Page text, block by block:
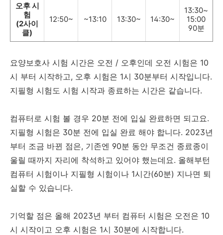
오후 시
험
(2사이
클)
12:50~ ~13:10 13:30~ 14:30~
13:30~
15:00
90분
요양보호사 시험 시간은 오전 / 오후인데 오전 시험은 10
시 부터 시작하고, 오후 시험은 1시 30분부터 시작입니다.
지필형 시험도 시험 시작과 종료하는 시간은 같습니다.
컴퓨터로 시험 볼 경우 20분 전에 입실 완료하면 되고요.
지필형 시험은 30분 전에 입실 완료 해야 합니다. 2023년
부터 조금 바뀐 점은, 기존엔 90분 동안 무조건 종료종이
울릴 때까지 자리에 착석하고 있어야 했는데요. 올해부턴
컴퓨터 시험이나 지필형 시험이나 1시간(60분) 지나면 퇴
실할 수 있습니다.
기억할 점은 올해 2023년 부터 컴퓨터 시험은 오전은 10
시 시작이고 오후 시험은 1시 30분에 시작합니다.